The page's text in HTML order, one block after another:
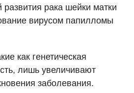
рака шейки матки
вирусом папилломы
как генетическая
лишь увеличивают
заболевания.